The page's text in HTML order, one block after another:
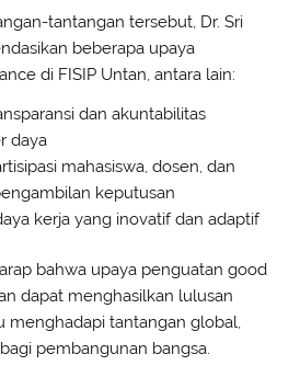
tantangan tersebut, Dr. Sri
beberapa upaya
di FISIP Untan, antara lain:
dan akuntabilitas
daya
mahasiswa, dosen, dan
keputusan
kerja yang inovatif dan adaptif
bahwa upaya penguatan good
dapat menghasilkan lulusan
menghadapi tantangan global,
pembangunan bangsa.